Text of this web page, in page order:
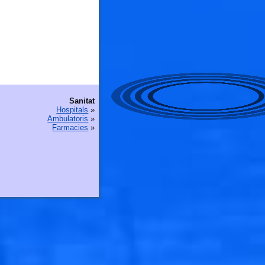
Sanitat
Hospitals »
Ambulatoris »
Farmacies »